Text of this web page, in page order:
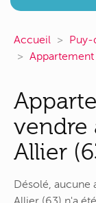
Accueil
Appartement
vendre
Allier
Désolé, aucune